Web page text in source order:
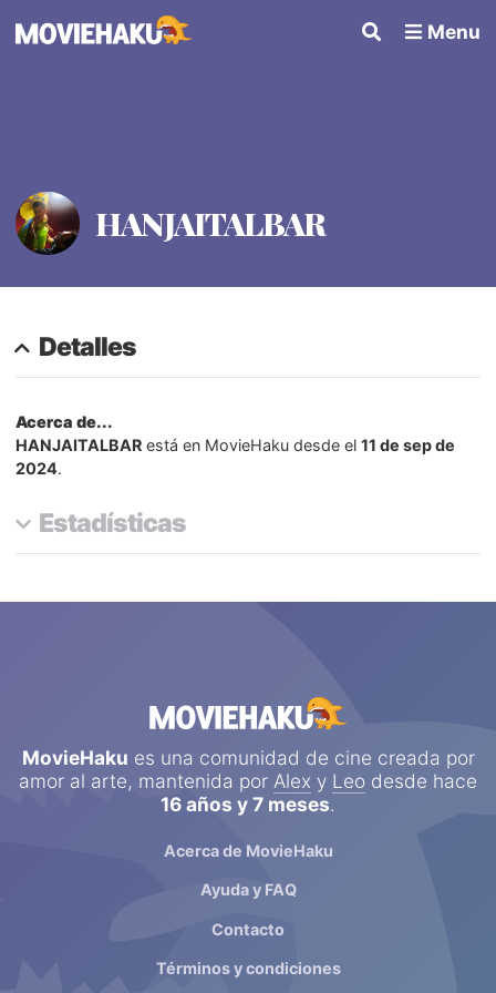
Menu
HANJAITALBAR
Detalles
Acerca de...
HANJAITALBAR está en MovieHaku desde el11 de sep de
2024.
Estadísticas
MovieHaku es una comunidad de cine creada por
amor al arte, mantenida por Alex y Leo desde hace
16 años y 7 meses.
Acerca de MovieHaku
Ayuda y FAQ
Contacto
Términos y condiciones